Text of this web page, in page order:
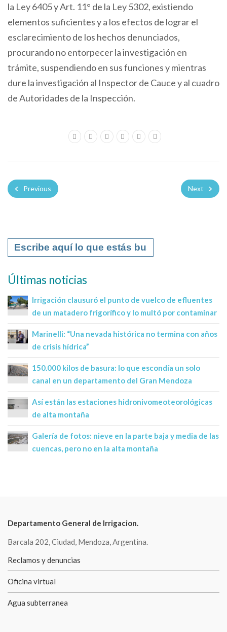
la Ley 6405 y Art. 11° de la Ley 5302, existiendo
elementos suficientes y a los efectos de lograr el
esclarecimiento de los hechos denunciados,
procurando no entorpecer la investigación en
trámite, suspendiendo en sus funciones y mientras
dure la investigación al Inspector de Cauce y al cuadro
de Autoridades de la Inspección.
Previous Next
Últimas noticias
Irrigación clausuró el punto de vuelco de efluentes
de un matadero frigorífico y lo multó por contaminar
Marinelli: “Una nevada histórica no termina con años
de crisis hídrica”
150.000 kilos de basura: lo que escondía un solo
canal en un departamento del Gran Mendoza
Así están las estaciones hidronivomeoteorológicas
de alta montaña
Galería de fotos: nieve en la parte baja y media de las
cuencas, pero no en la alta montaña
Departamento General de Irrigacion.
Barcala 202, Ciudad, Mendoza, Argentina.
Reclamos y denuncias
Oficina virtual
Agua subterranea